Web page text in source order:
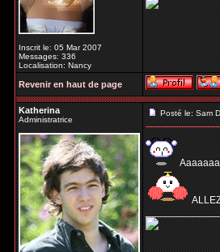
Inscrit le: 05 Mar 2007
Messages: 336
Localisation: Nancy
Revenir en haut de page
Katherina
Administratrice
Posté le: Sam